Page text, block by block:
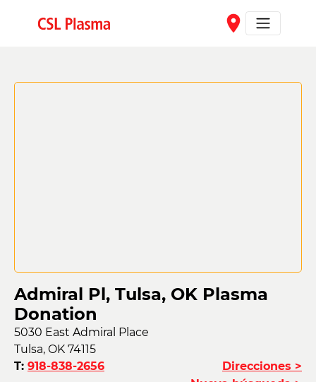
place
Admiral Pl, Tulsa, OK Plasma
Donation
5030 East Admiral Place
Tulsa, OK 74115
T: 918-838-2656
Direcciones >